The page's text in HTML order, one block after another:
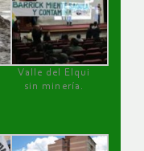
Valle del Elqui
sin minería.